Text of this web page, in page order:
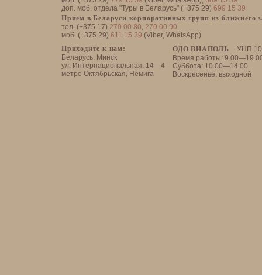
доп. моб. отдела "Туры в Беларусь" (+375 29) 699 15 39
Прием в Беларуси корпоративных групп из ближнего
тел. (+375 17) 270 00 80, 270 00 90
моб. (+375 29) 611 15 39 (Viber, WhatsApp)
ОДО ВИАПОЛЬ
УНП
Время работы:
Суббота: 10.00—14.00
Воскресенье: выходной
Приходите к нам:
Беларусь, Минск
ул. Интернациональная, 14—4
метро Октябрьская, Немига